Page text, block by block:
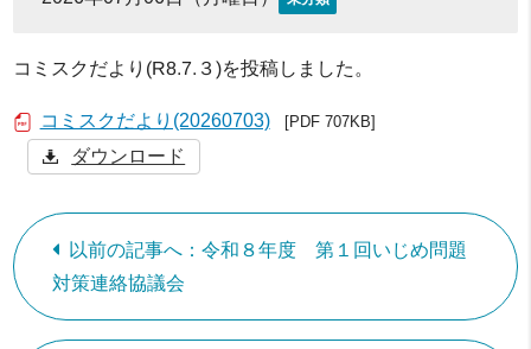
コミスクだより(R8.7.３)を投稿しました。
コミスクだより(20260703) [PDF 707KB]
ダウンロード
以前の記事へ：令和８年度 第１回いじめ問題
対策連絡協議会